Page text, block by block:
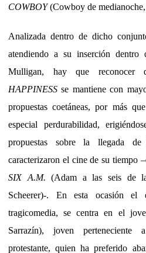
COWBOY(Cowboy de
Analizada dentro de dicho
atendiendo a su inserción
Mulligan, hay que reconocer
HAPPINESS se mantiene con
propuestas coetáneas, por más
especial perdurabilidad,
propuestas sobre la llegada
caracterizaron el cine de su tiempo
SIX A.M. (Adam a las seis de
Scheerer)-. En esta ocasión el
tragicomedia, se centra en el
Sarrazín), joven perteneciente
protestante, quien ha preferido